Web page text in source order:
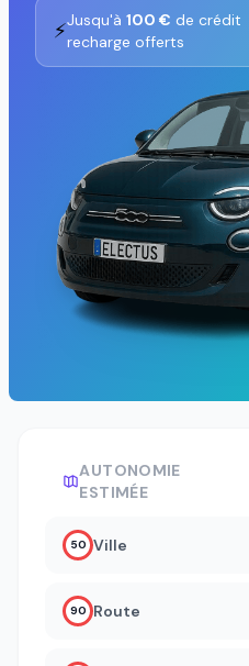
⚡Jusqu'à 100 € de crédit
recharge offerts
AUTONOMIE
ESTIMÉE
50 Ville
90 Route